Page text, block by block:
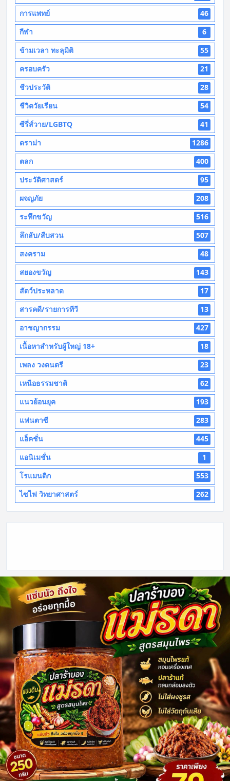
การแพทย์
46
กีฬา
6
ข้ามเวลา ทะลุมิติ
55
ครอบครัว
21
ชีวประวัติ
28
ชีวิตวัยเรียน
54
ซีรี่ส์วาย/LGBTQ
41
ดราม่า
1286
ตลก
400
ประวัติศาสตร์
95
ผจญภัย
208
ระทึกขวัญ
516
ลึกลับ/สืบสวน
507
สงคราม
48
สยองขวัญ
143
สัตว์ประหลาด
17
สารคดี/รายการทีวี
13
อาชญากรรม
427
เนื้อหาสำหรับผู้ใหญ่ 18+
18
เพลง วงดนตรี
23
เหนือธรรมชาติ
62
แนวย้อนยุค
193
แฟนตาซี
283
แอ็คชั่น
445
แอนิเมชั่น
1
โรแมนติก
553
ไซไฟ วิทยาศาสตร์
262